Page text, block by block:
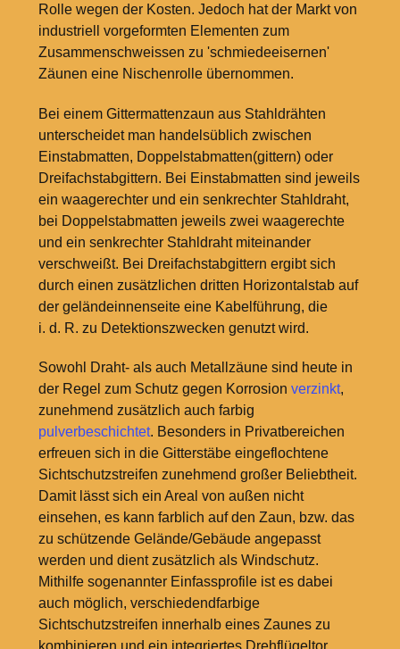
Rolle wegen der Kosten. Jedoch hat der Markt von
industriell vorgeformten Elementen zum
Zusammenschweissen zu 'schmiedeeisernen'
Zäunen eine Nischenrolle übernommen.
Bei einem Gittermattenzaun aus Stahldrähten
unterscheidet man handelsüblich zwischen
Einstabmatten, Doppelstabmatten(gittern) oder
Dreifachstabgittern. Bei Einstabmatten sind jeweils
ein waagerechter und ein senkrechter Stahldraht,
bei Doppelstabmatten jeweils zwei waagerechte
und ein senkrechter Stahldraht miteinander
verschweißt. Bei Dreifachstabgittern ergibt sich
durch einen zusätzlichen dritten Horizontalstab auf
der geländeinnenseite eine Kabelführung, die
i. d. R. zu Detektionszwecken genutzt wird.
Sowohl Draht- als auch Metallzäune sind heute in
der Regel zum Schutz gegen Korrosion verzinkt,
zunehmend zusätzlich auch farbig
pulverbeschichtet. Besonders in Privatbereichen
erfreuen sich in die Gitterstäbe eingeflochtene
Sichtschutzstreifen zunehmend großer Beliebtheit.
Damit lässt sich ein Areal von außen nicht
einsehen, es kann farblich auf den Zaun, bzw. das
zu schützende Gelände/Gebäude angepasst
werden und dient zusätzlich als Windschutz.
Mithilfe sogenannter Einfassprofile ist es dabei
auch möglich, verschiedendfarbige
Sichtschutzstreifen innerhalb eines Zaunes zu